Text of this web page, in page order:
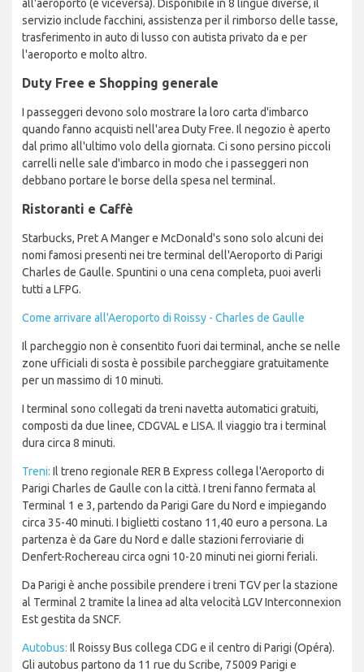
all'aeroporto (e viceversa). Disponibile in 8 lingue diverse, il
servizio include facchini, assistenza per il rimborso delle tasse,
trasferimento in auto di lusso con autista privato da e per
l'aeroporto e molto altro.
Duty Free e Shopping generale
I passeggeri devono solo mostrare la loro carta d'imbarco
quando fanno acquisti nell'area Duty Free. Il negozio è aperto
dal primo all'ultimo volo della giornata. Ci sono persino piccoli
carrelli nelle sale d'imbarco in modo che i passeggeri non
debbano portare le borse della spesa nel terminal.
Ristoranti e Caffè
Starbucks, Pret A Manger e McDonald's sono solo alcuni dei
nomi famosi presenti nei tre terminal dell'Aeroporto di Parigi
Charles de Gaulle. Spuntini o una cena completa, puoi averli
tutti a LFPG.
Come arrivare all'Aeroporto di Roissy - Charles de Gaulle
Il parcheggio non è consentito fuori dai terminal, anche se nelle
zone ufficiali di sosta è possibile parcheggiare gratuitamente
per un massimo di 10 minuti.
I terminal sono collegati da treni navetta automatici gratuiti,
composti da due linee, CDGVAL e LISA. Il viaggio tra i terminal
dura circa 8 minuti.
Treni: Il treno regionale RER B Express collega l'Aeroporto di
Parigi Charles de Gaulle con la città. I treni fanno fermata al
Terminal 1 e 3, partendo da Parigi Gare du Nord e impiegando
circa 35-40 minuti. I biglietti costano 11,40 euro a persona. La
partenza è da Gare du Nord e dalle stazioni ferroviarie di
Denfert-Rochereau circa ogni 10-20 minuti nei giorni feriali.
Da Parigi è anche possibile prendere i treni TGV per la stazione
al Terminal 2 tramite la linea ad alta velocità LGV Interconnexion
Est gestita da SNCF.
Autobus: Il Roissy Bus collega CDG e il centro di Parigi (Opéra).
Gli autobus partono da 11 rue du Scribe, 75009 Parigi e